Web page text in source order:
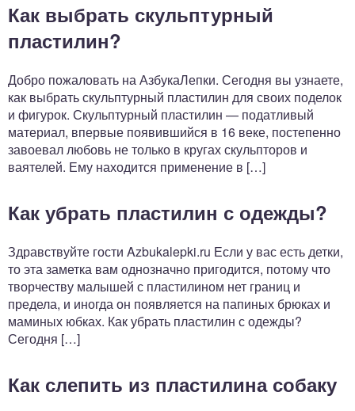
Как выбрать скульптурный
пластилин?
Добро пожаловать на АзбукаЛепки. Сегодня вы узнаете,
как выбрать скульптурный пластилин для своих поделок
и фигурок. Скульптурный пластилин — податливый
материал, впервые появившийся в 16 веке, постепенно
завоевал любовь не только в кругах скульпторов и
ваятелей. Ему находится применение в […]
Как убрать пластилин с одежды?
Здравствуйте гости Azbukalepki.ru Если у вас есть детки,
то эта заметка вам однозначно пригодится, потому что
творчеству малышей с пластилином нет границ и
предела, и иногда он появляется на папиных брюках и
маминых юбках. Как убрать пластилин с одежды?
Сегодня […]
Как слепить из пластилина собаку